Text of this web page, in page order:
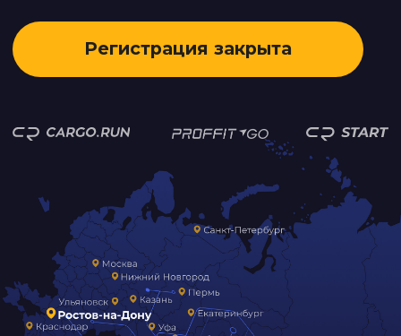
КРАТКО
ОБ ОБРАЗОВАТЕЛЬНОМ
ТУРЕ